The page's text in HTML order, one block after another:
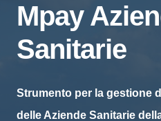
Mpay
Sanitarie
Strumento per la gestione
delle Aziende Sanitarie